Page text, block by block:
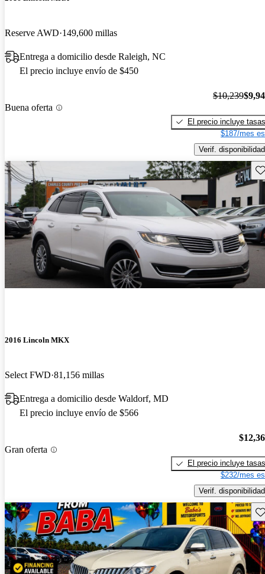
Reserve AWD 149,600 millas
Entrega a domicilio desde Raleigh, NC
El precio incluye envío de $450
Buena oferta
$10,239
El precio incluye tasas
$187/mes
Verif. disponibilidad
2016 Lincoln MKX
Select FWD 81,156 millas
Entrega a domicilio desde Waldorf, MD
El precio incluye envío de $566
Gran oferta
El precio incluye tasas
$232/mes
Verif. disponibilidad